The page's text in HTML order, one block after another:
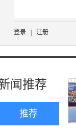
登录 注册
闻推荐
推荐